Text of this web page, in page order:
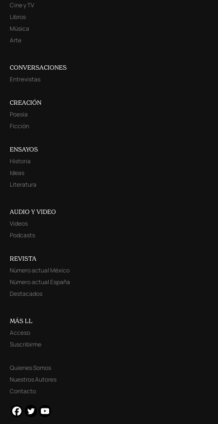
Cine y TV
Libros
Música
Arte
CONVERSACIONES
Entrevistas
CREACIÓN
Poesía
Ficción
ENSAYOS
Historia
Ideas
Literatura
AUDIO Y VIDEO
Videos
Podcasts
REVISTA
Número actual México
Número actual España
Destacados
MÁS LL
Acceso
Suscribirme
Quienes Somos
Nuestros Autores
Contacto